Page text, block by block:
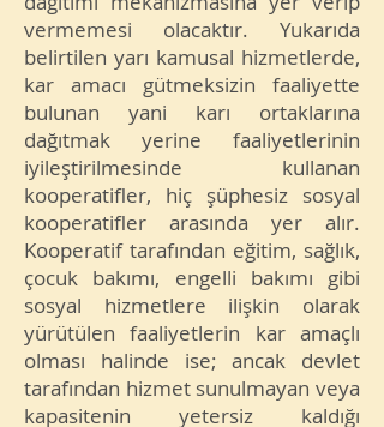
vermemesi olacaktır. Yukarıda
belirtilen yarı kamusal hizmetlerde,
kar amacı gütmeksizin faaliyette
bulunan yani karı ortaklarına
dağıtmak yerine faaliyetlerinin
iyileştirilmesinde kullanan
kooperatifler, hiç şüphesiz sosyal
kooperatifler arasında yer alır.
Kooperatif tarafından eğitim, sağlık,
çocuk bakımı, engelli bakımı gibi
sosyal hizmetlere ilişkin olarak
yürütülen faaliyetlerin kar amaçlı
olması halinde ise; ancak devlet
tarafından hizmet sunulmayan veya
kapasitenin yetersiz kaldığı